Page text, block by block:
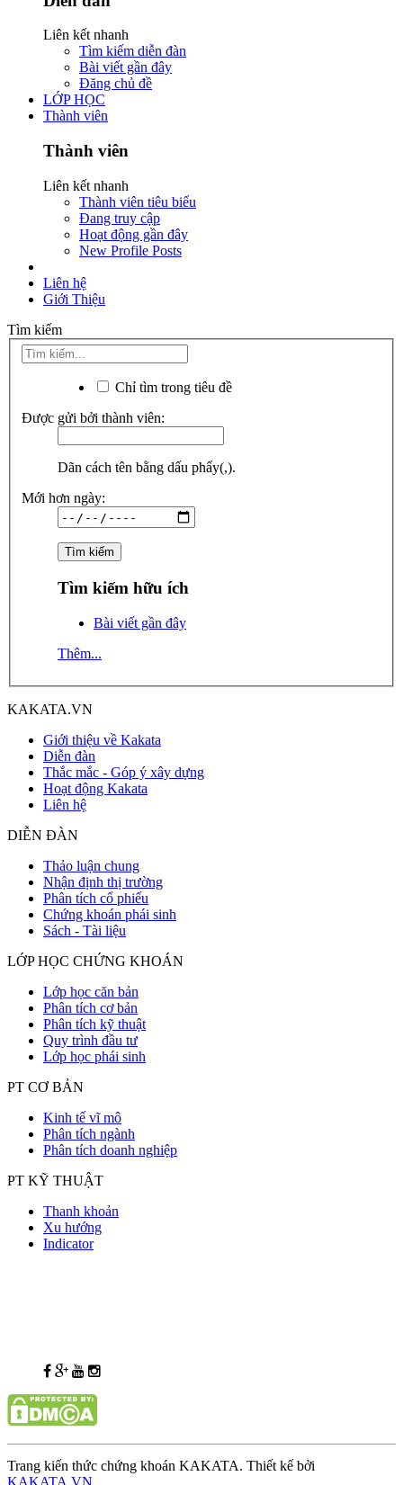
Liên kết nhanh
Tìm kiếm diễn đàn
Bài viết gần đây
Đăng chủ đề
LỚP HỌC
Thành viên
Thành viên
Liên kết nhanh
Thành viên tiêu biểu
Đang truy cập
Hoạt động gần đây
New Profile Posts
Liên hệ
Giới Thiệu
Tìm kiếm
Chỉ tìm trong tiêu đề
Được gửi bởi thành viên:
Dãn cách tên bằng dấu phẩy(,).
Mới hơn ngày:
Tìm kiếm hữu ích
Bài viết gần đây
Thêm...
KAKATA.VN
Giới thiệu về Kakata
Diễn đàn
Thắc mắc - Góp ý xây dựng
Hoạt động Kakata
Liên hệ
DIỄN ĐÀN
Thảo luận chung
Nhận định thị trường
Phân tích cổ phiếu
Chứng khoán phái sinh
Sách - Tài liệu
LỚP HỌC CHỨNG KHOÁN
Lớp học căn bản
Phân tích cơ bản
Phân tích kỹ thuật
Quy trình đầu tư
Lớp học phái sinh
PT CƠ BẢN
Kinh tế vĩ mô
Phân tích ngành
Phân tích doanh nghiệp
PT KỸ THUẬT
Thanh khoản
Xu hướng
Indicator
Trang kiến thức chứng khoán KAKATA. Thiết kế bởi
KAKATA.VN